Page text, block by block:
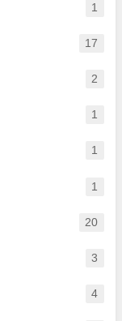
1
17
2
1
1
1
20
3
4